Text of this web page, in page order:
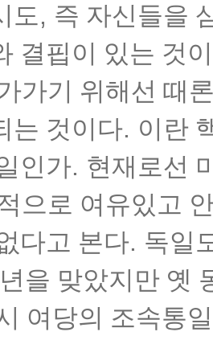
도 , 즉 자신들을
결핍이 있는 것
가기 위해선 때
는 것이다. 이란
인가. 현재로선
으로 여유있고
다고 본다. 독일
을 맞았지만 옛
여당의 조속통